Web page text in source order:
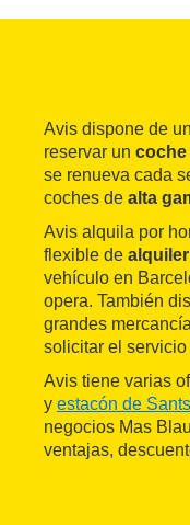
Avis dispone de
reservar un coche
se renueva cada
coches de alta
Avis alquila por
flexible de
vehículo en
opera. También
grandes
solicitar el servicio
Avis tiene varias
y estacón de Sants
negocios Mas
ventajas,